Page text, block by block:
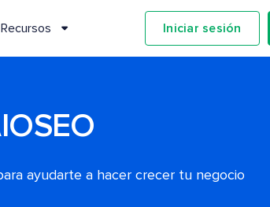
Recursos Iniciar sesión
ayudarte a hacer crecer tu negocio